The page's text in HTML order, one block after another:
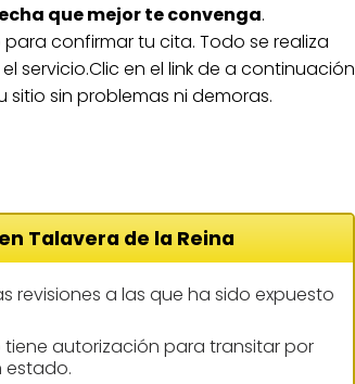
que mejor te convenga.
confirmar tu cita. Todo se realiza
servicio.Clic en el link de a continuación
sitio sin problemas ni demoras.
Talavera de la Reina
revisiones a las que ha sido expuesto
autorización para transitar por
estado.